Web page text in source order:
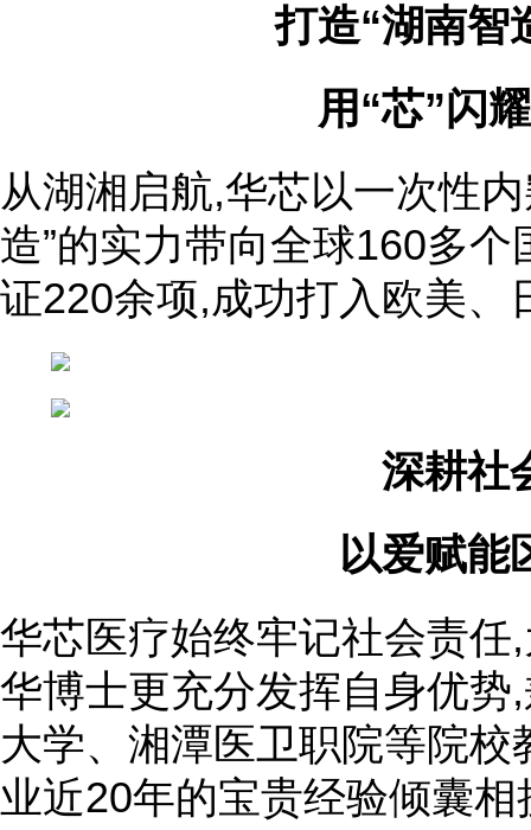
打造“湖南智
用“芯”闪
从湖湘启航,华芯以一次性
造”的实力带向全球160多
证220余项,成功打入欧美、
深耕社
以爱赋能
华芯医疗始终牢记社会责
华博士更充分发挥自身优
大学、湘潭医卫职院等院
业近20年的宝贵经验倾囊相